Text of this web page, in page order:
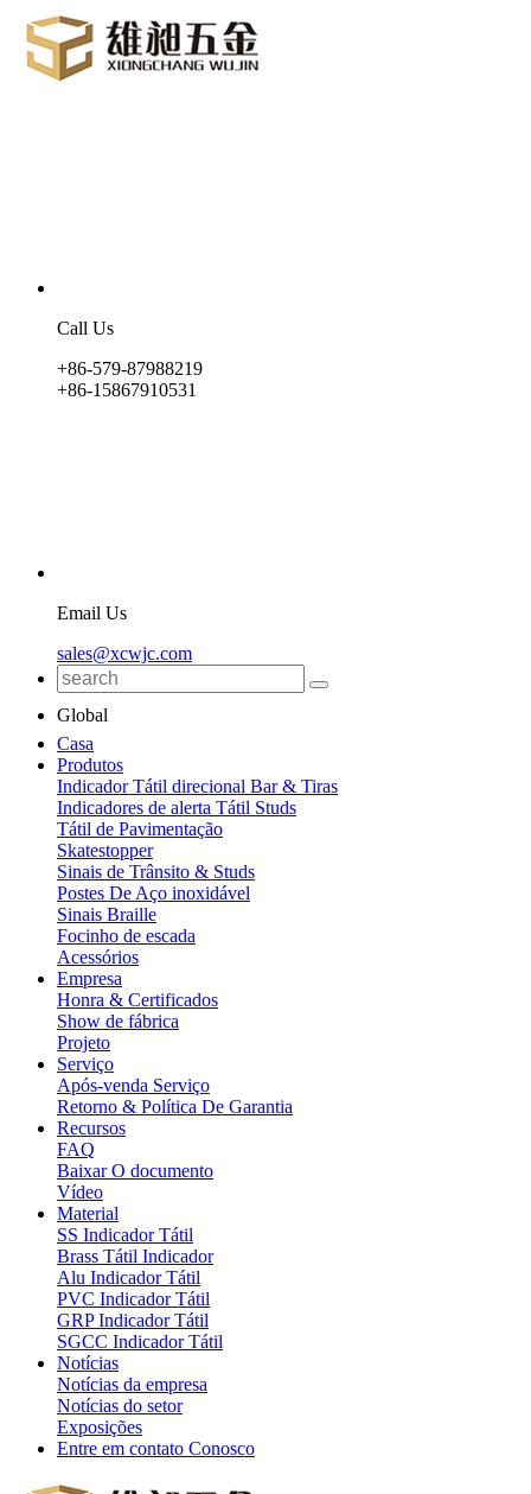
Call Us
+86-579-87988219
+86-15867910531
Email Us
sales@xcwjc.com
Global
Casa
Produtos
Indicador Tátil direcional Bar & Tiras
Indicadores de alerta Tátil Studs
Tátil de Pavimentação
Skatestopper
Sinais de Trânsito & Studs
Postes De Aço inoxidável
Sinais Braille
Focinho de escada
Acessórios
Empresa
Honra & Certificados
Show de fábrica
Projeto
Serviço
Após-venda Serviço
Retorno & Política De Garantia
Recursos
FAQ
Baixar O documento
Vídeo
Material
SS Indicador Tátil
Brass Tátil Indicador
Alu Indicador Tátil
PVC Indicador Tátil
GRP Indicador Tátil
SGCC Indicador Tátil
Notícias
Notícias da empresa
Notícias do setor
Exposições
Entre em contato Conosco